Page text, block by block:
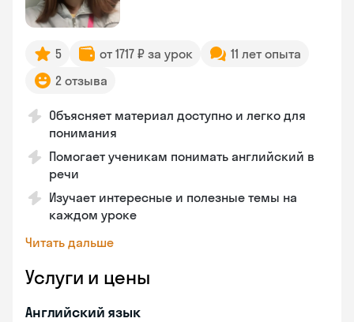
5 от 1717 ₽ за урок
11 лет опыта
2 отзыва
Объясняет материал доступно и легко для
понимания
Помогает ученикам понимать английский в
речи
Изучает интересные и полезные темы на
каждом уроке
Читать дальше
Услуги и цены
Английский язык